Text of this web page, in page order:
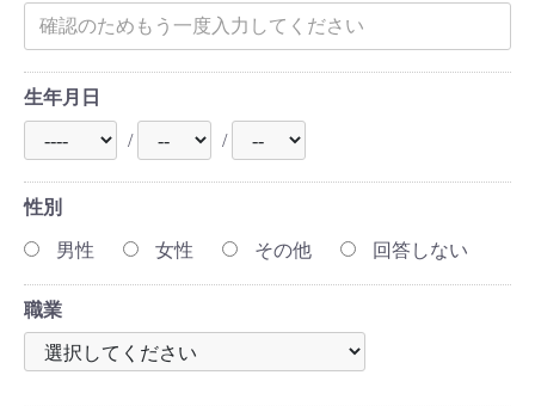
生年月日
/ /
性別
男性 女性 その他 回答しない
職業